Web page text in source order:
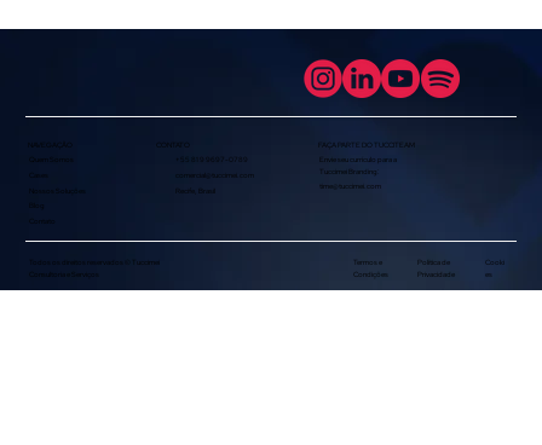
Todos os direitos reservados © Tuccimei
Consultoria e Serviços
Termos e
Condições
Política de
Privacidade
Cooki
es
CONTATO
time@tuccimei.com
Quem Somos +55 81 9 9697-0789
Envie seu currículo para a
Tuccimei Branding:
comercial@tuccimei.com
Recife, Brasil
Nossos Soluções
Blog
FAÇA PARTE DO TUCCITEAM
NAVEGAÇÃO